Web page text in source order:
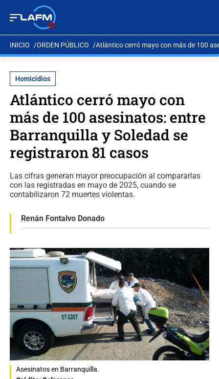
INICIO ORDEN PÚBLICO Atlántico cerró mayo con más de 100
Homicidios
Atlántico cerró mayo con
más de 100 asesinatos: entre
Barranquilla y Soledad se
registraron 81 casos
Las cifras generan mayor preocupación al compararlas
con las registradas en mayo de 2025, cuando se
contabilizaron 72 muertes violentas.
Renán Fontalvo Donado
Asesinatos en Barranquilla.